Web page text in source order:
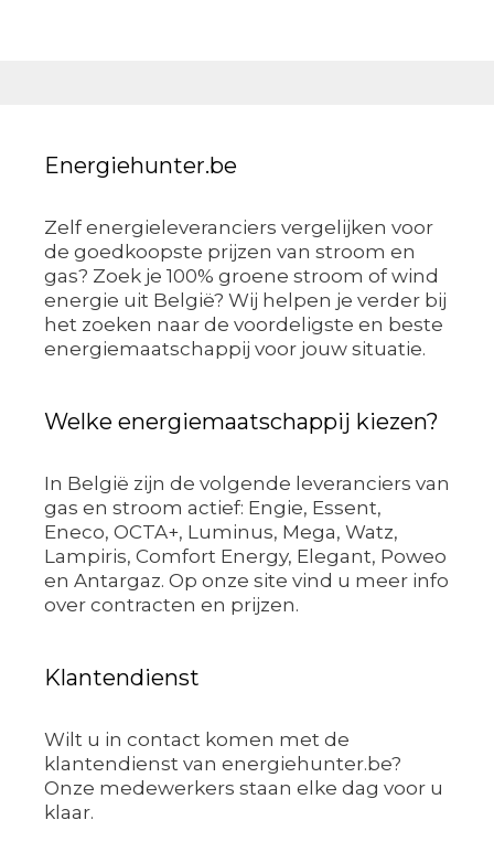
Energiehunter.be
Zelf energieleveranciers vergelijken voor
de goedkoopste prijzen van stroom en
gas? Zoek je 100% groene stroom of wind
energie uit België? Wij helpen je verder bij
het zoeken naar de voordeligste en beste
energiemaatschappij voor jouw situatie.
Welke energiemaatschappij kiezen?
In België zijn de volgende leveranciers van
gas en stroom actief: Engie, Essent,
Eneco, OCTA+, Luminus, Mega, Watz,
Lampiris, Comfort Energy, Elegant, Poweo
en Antargaz. Op onze site vind u meer info
over contracten en prijzen.
Klantendienst
Wilt u in contact komen met de
klantendienst van energiehunter.be?
Onze medewerkers staan elke dag voor u
klaar.